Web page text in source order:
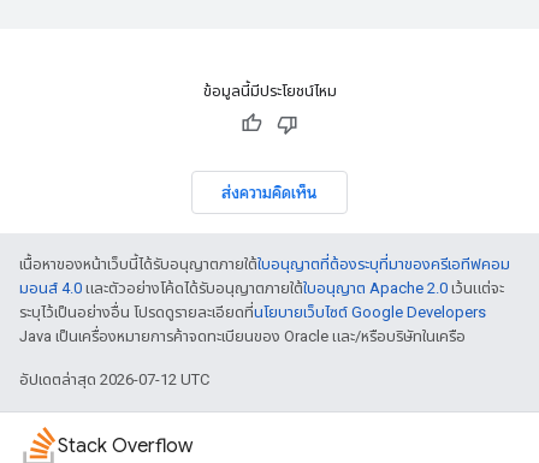
ข้อมูลนี้มีประโยชน์ไหม
ส่งความคิดเห็น
เนื้อหาของหน้าเว็บนี้ได้รับอนุญาตภายใต้ใบอนุญาตที่ต้องระบุที่มาของครีเอทีฟคอม
มอนส์ 4.0 และตัวอย่างโค้ดได้รับอนุญาตภายใต้ใบอนุญาต Apache 2.0 เว้นแต่จะ
ระบุไว้เป็นอย่างอื่น โปรดดูรายละเอียดที่นโยบายเว็บไซต์ Google Developers
Java เป็นเครื่องหมายการค้าจดทะเบียนของ Oracle และ/หรือบริษัทในเครือ
อัปเดตล่าสุด 2026-07-12 UTC
Stack Overflow